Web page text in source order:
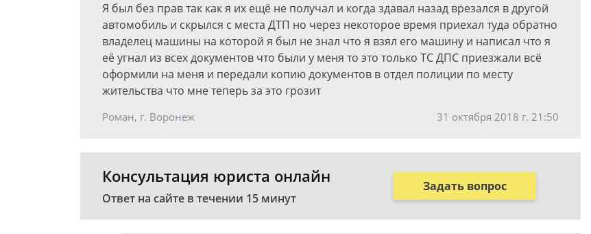
Я был без прав так как я их ещё не получал и когда здавал назад врезался в другой
автомобиль и скрылся с места ДТП но через некоторое время приехал туда обратно
владелец машины на которой я был не знал что я взял его машину и написал что я
её угнал из всех документов что были у меня то это только ТС ДПС приезжали всё
оформили на меня и передали копию документов в отдел полиции по месту
жительства что мне теперь за это грозит
Роман, г. Воронеж 31 октября 2018 г. 21:50
Консультация юриста онлайн
Ответ на сайте в течении 15 минут
Задать вопрос